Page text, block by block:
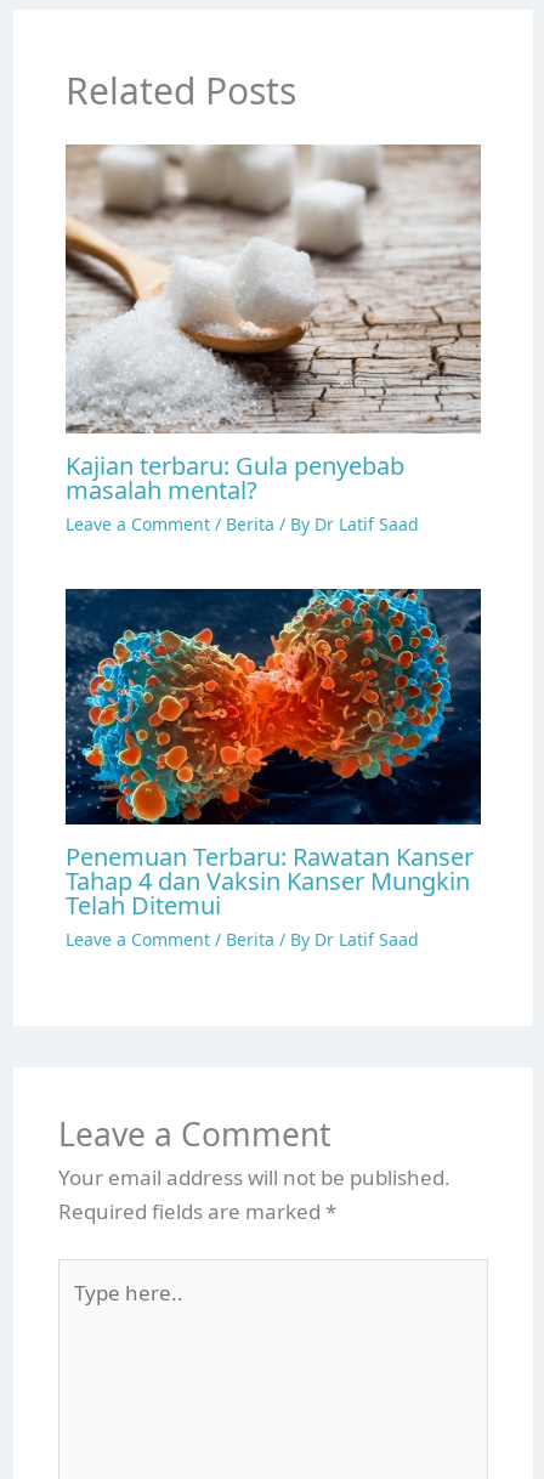
Related Posts
Kajian terbaru: Gula penyebab
masalah mental?
Leave a Comment / Berita / By Dr Latif Saad
Penemuan Terbaru: Rawatan Kanser
Tahap 4 dan Vaksin Kanser Mungkin
Telah Ditemui
Leave a Comment / Berita / By Dr Latif Saad
Leave a Comment
Your email address will not be published.
Required fields are marked *
here..